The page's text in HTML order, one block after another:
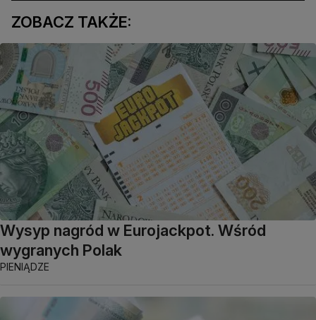
ZOBACZ TAKŻE:
Wysyp nagród w Eurojackpot. Wśród
wygranych Polak
PIENIĄDZE